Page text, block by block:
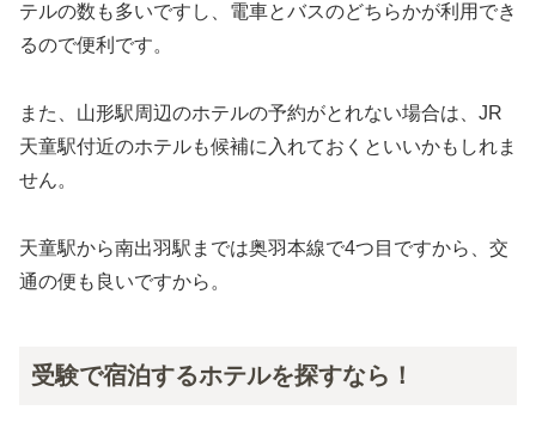
テルの数も多いですし、電車とバスのどちらかが利用でき
るので便利です。
また、山形駅周辺のホテルの予約がとれない場合は、JR
天童駅付近のホテルも候補に入れておくといいかもしれま
せん。
天童駅から南出羽駅までは奥羽本線で4つ目ですから、交
通の便も良いですから。
受験で宿泊するホテルを探すなら！